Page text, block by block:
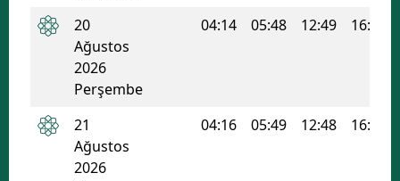
20
Ağustos
2026
Perşembe
04:14 05:48 12:49 16:35
21
Ağustos
2026
04:16 05:49 12:48 16:34